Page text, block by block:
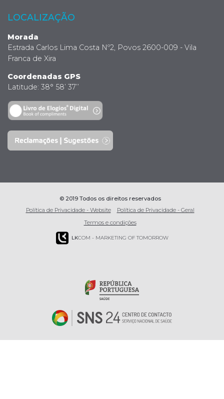
LOCALIZAÇÃO
Morada
Estrada Carlos Lima Costa Nº2, Povos 2600-009 - Vila
Franca de Xira
Coordenadas GPS
Latitude: 38° 58’ 37’’
© 2019 Todos os direitos reservados
Política de Privacidade - Website
Política de Privacidade - Geral
Termos e condições
LKCOM - MARKETING OF TOMORROW